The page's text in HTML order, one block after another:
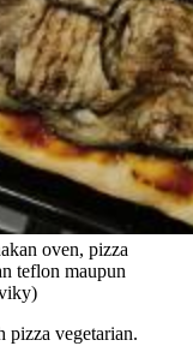
oven, pizza
teflon maupun
pizza vegetarian.